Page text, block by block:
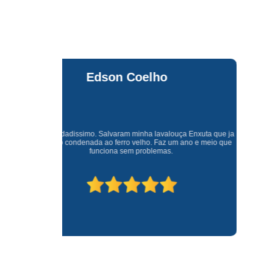
Waldirene
Monteiro
Uma empresa á 41 anos no mercado que sempre valoriza o
cliente ótimo atendimento com garantia de todos o serviços.